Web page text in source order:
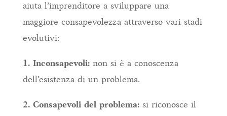
aiuta l’imprenditore a sviluppare una
maggiore consapevolezza attraverso vari stadi
evolutivi:
1. Inconsapevoli:non si è a conoscenza
dell’esistenza di un problema.
2. Consapevoli del problema:si riconosce il